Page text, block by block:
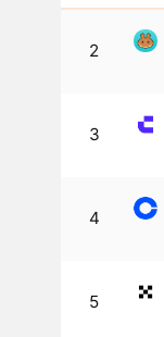
2
3
4
5